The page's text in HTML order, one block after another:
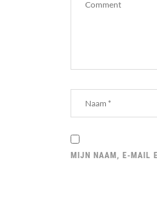
MIJN NAAM, E-MAIL